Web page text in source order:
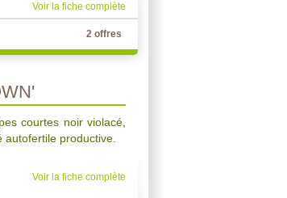
Voir la fiche complète
2 offres
courtes noir violacé,
productive.
Voir la fiche complète